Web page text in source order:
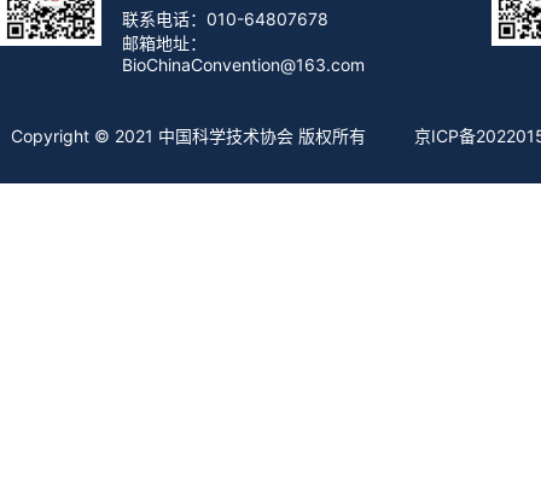
联系电话：010-64807678
邮箱地址：
BioChinaConvention@163.com
Copyright © 2021 中国科学技术协会 版权所有 京ICP备